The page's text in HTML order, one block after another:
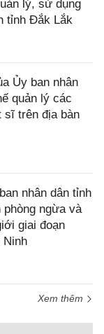
lý, sử dụng
tỉnh Đắk Lắk
Ủy ban nhân
quản lý các
sĩ trên địa bàn
nhân dân tỉnh
ngừa và
giai đoạn
Ninh
Xem thêm